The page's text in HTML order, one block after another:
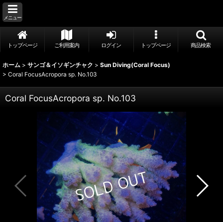
メニュー
トップページ ご利用案内 ログイン トップページ 商品検索
ホーム > サンゴ＆イソギンチャク > Sun Diving(Coral Focus)
> Coral FocusAcropora sp. No.103
Coral FocusAcropora sp. No.103